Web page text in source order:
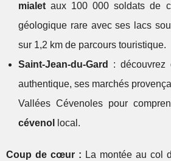
mialet aux 100 000 soldats de
géologique rare avec ses lacs
sur 1,2 km de parcours touristique.
Saint-Jean-du-Gard
: découvrez
authentique, ses marchés
Vallées Cévenoles pour
cévenol
local.
Coup de cœur : La montée au col